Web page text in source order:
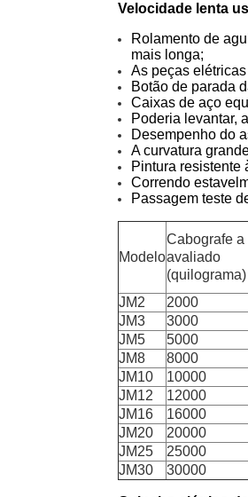
Velocidade lenta
Rolamento de
mais longa;
As peças
Botão de parada
Caixas de aço
Poderia levantar,
Desempenho do
A curvatura
Pintura resistente
Correndo
Passagem teste
Modelo
Cabografe a
avaliado
(quilograma)
JM2 2000
JM3
3000
JM5
5000
JM8
8000
JM10
10000
JM12
12000
JM16
16000
JM20
20000
JM25
25000
JM30
30000